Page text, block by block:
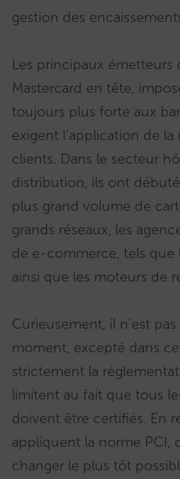
gestion des
Les principaux émetteurs
Mastercard en tête,
toujours plus forte aux
exigent l’application de
clients. Dans le secteur
distribution, ils ont
plus grand volume de
grands réseaux, les
de e-commerce, tels que
ainsi que les moteurs de
Curieusement, il n’est
moment, excepté dans
strictement la
limitent au fait que tous
doivent être certifiés. En
appliquent la norme PCI,
changer le plus tôt